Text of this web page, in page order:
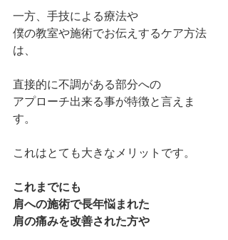
一方、手技による療法や
僕の教室や施術でお伝えするケア方法
は、
直接的に不調がある部分への
アプローチ出来る事が特徴と言えま
す。
これはとても大きなメリットです。
これまでにも
肩への施術で長年悩まれた
肩の痛みを改善された方や